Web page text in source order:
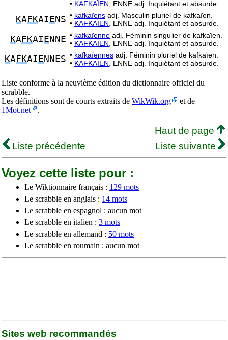
• KAFKAÏEN, ENNE adj. Inquiétant et absurde.
KAFKAI E NS • kafkaïens adj. Masculin pluriel de kafkaïen.
• KAFKAÏEN, ENNE adj. Inquiétant et absurde.
KAFKAI E NNE • kafkaïenne adj. Féminin singulier de kafkaïen.
• KAFKAÏEN, ENNE adj. Inquiétant et absurde.
KAFKAI E NNES • kafkaïennes adj. Féminin pluriel de kafkaïen.
• KAFKAÏEN, ENNE adj. Inquiétant et absurde.
Liste conforme à la neuvième édition du dictionnaire officiel du
scrabble.
Les définitions sont de courts extraits de WikWik.org
et de
1Mot.net
.
Haut de page
Liste précédente
Liste suivante
Voyez cette liste pour :
Le Wiktionnaire français : 129 mots
Le scrabble en anglais : 14 mots
Le scrabble en espagnol : aucun mot
Le scrabble en italien : 3 mots
Le scrabble en allemand : 50 mots
Le scrabble en roumain : aucun mot
Sites web recommandés